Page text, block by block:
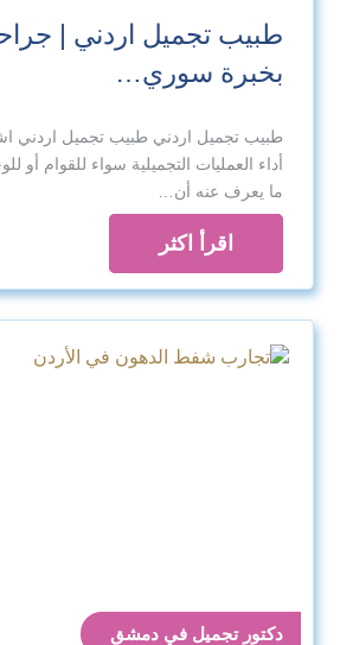
طبيب تجميل اردني |
بخبرة سوري…
طبيب تجميل اردني طبيب تجميل اردني
أداء العمليات التجميلية سواء للقوام أو
ما يعرف عنه أن…
اقرأ اكثر
دكتور تجميل في دمشق